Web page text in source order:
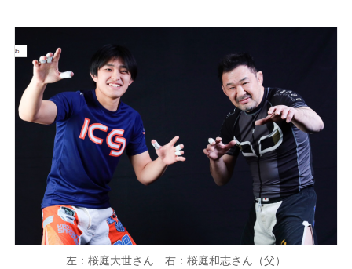
左：桜庭大世さん 右：桜庭和志さん（父）